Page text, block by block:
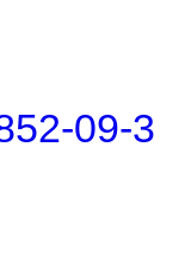
09-3